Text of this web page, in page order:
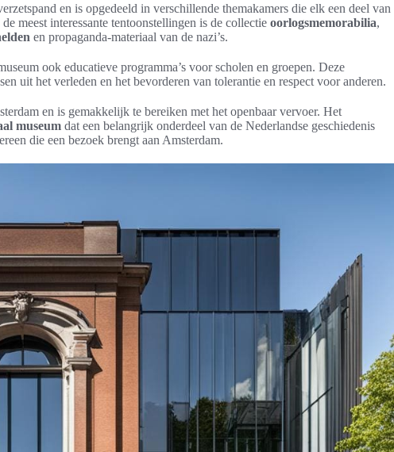
en is opgedeeld in verschillende themakamers die elk een deel van
meest interessante tentoonstellingen is de collectie oorlogsmemorabilia,
en propaganda-materiaal van de nazi’s.
ook educatieve programma’s voor scholen en groepen. Deze
uit het verleden en het bevorderen van tolerantie en respect voor anderen.
en is gemakkelijk te bereiken met het openbaar vervoer. Het
museum dat een belangrijk onderdeel van de Nederlandse geschiedenis
die een bezoek brengt aan Amsterdam.